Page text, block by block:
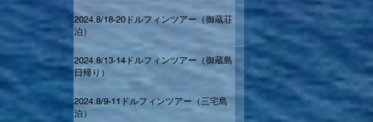
2024.8/18-20ドルフィンツアー（御蔵荘
泊）
2024.8/13-14ドルフィンツアー（御蔵島
日帰り）
2024.8/9-11ドルフィンツアー（三宅島
泊）